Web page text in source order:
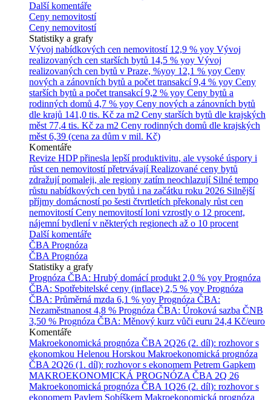
Další komentáře
Ceny nemovitostí
Ceny nemovitostí
Statistiky a grafy
Vývoj nabídkových cen nemovitostí 12,9 % yoy Vývoj
realizovaných cen starších bytů 14,5 % yoy Vývoj
realizovaných cen bytů v Praze, %yoy 12,1 % yoy Ceny
nových a zánovních bytů a počet transakcí 9,4 % yoy Ceny
starších bytů a počet transakcí 9,2 % yoy Ceny bytů a
rodinných domů 4,7 % yoy Ceny nových a zánovních bytů
dle krajů 141,0 tis. Kč za m2 Ceny starších bytů dle krajských
měst 77,4 tis. Kč za m2 Ceny rodinných domů dle krajských
měst 6,39 (cena za dům v mil. Kč)
Komentáře
Revize HDP přinesla lepší produktivitu, ale vysoké úspory i
růst cen nemovitostí přetrvávají Realizované ceny bytů
zdražují pomaleji, ale regiony zatím neochlazují Silné tempo
růstu nabídkových cen bytů i na začátku roku 2026 Silnější
příjmy domácností po šesti čtvrtletích překonaly růst cen
nemovitostí Ceny nemovitostí loni vzrostly o 12 procent,
nájemní bydlení v některých regionech až o 10 procent
Další komentáře
ČBA Prognóza
ČBA Prognóza
Statistiky a grafy
Prognóza ČBA: Hrubý domácí produkt 2,0 % yoy Prognóza
ČBA: Spotřebitelské ceny (inflace) 2,5 % yoy Prognóza
ČBA: Průměrná mzda 6,1 % yoy Prognóza ČBA:
Nezaměstnanost 4,8 % Prognóza ČBA: Úroková sazba ČNB
3,50 % Prognóza ČBA: Měnový kurz vůči euru 24,4 Kč/euro
Komentáře
Makroekonomická prognóza ČBA 2Q26 (2. díl): rozhovor s
ekonomkou Helenou Horskou Makroekonomická prognóza
ČBA 2Q26 (1. díl): rozhovor s ekonomem Petrem Gapkem
MAKROEKONOMICKÁ PROGNÓZA ČBA 2Q 26
Makroekonomická prognóza ČBA 1Q26 (2. díl): rozhovor s
ekonomem Pavlem Sobíškem Makroekonomická prognóza